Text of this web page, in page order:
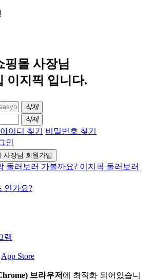
핑몰 사장님
이지픽 입니다.
삭제
삭제
아이디 찾기 비밀번호 찾기
인
사장님 회원가입
인가요?
램
App Store
브라우저 에 최적화 되어있습니